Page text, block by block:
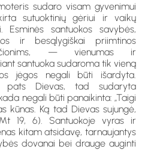
sudaro visam gyvenimui
sutuoktinių gėriui ir vaikų
Esminės santuokos savybės,
ir besąlygiškai priimtinos
— vienumas ir
santuoka sudaroma tik vieną
jėgos negali būti išardyta.
pats Dievas, tad sudaryta
negali būti panaikinta: „Taigi
kūnas. Ką tad Dievas sujungė,
19, 6). Santuokoje vyras ir
kitam atsidavę, tarnaujantys
dovanai bei drauge auginti